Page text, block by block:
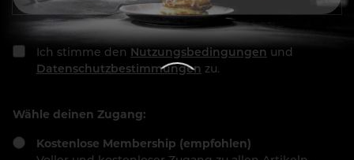
Ich stimme den Nutzungsbedingungen und
Datenschutzbestimmungen zu.
Wähle deinen Zugang:
Kostenlose Membership (empfohlen)